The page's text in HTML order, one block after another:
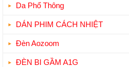
Da Phổ Thông
DÁN PHIM CÁCH NHIỆT
Đèn Aozoom
ĐÈN BI GẦM A1G